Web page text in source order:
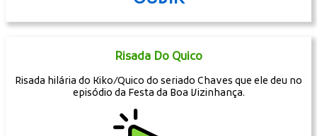
Risada Do Quico
Risada hilária do Kiko/Quico do seriado Chaves que ele deu no
episódio da Festa da Boa Vizinhança.